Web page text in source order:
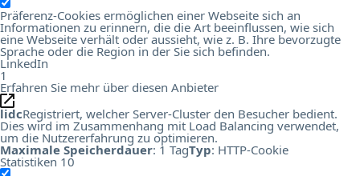
Präferenz-Cookies ermöglichen einer Webseite sich an
Informationen zu erinnern, die die Art beeinflussen, wie sich
eine Webseite verhält oder aussieht, wie z. B. Ihre bevorzugte
Sprache oder die Region in der Sie sich befinden.
LinkedIn
1
Erfahren Sie mehr über diesen Anbieter
lidcRegistriert, welcher Server-Cluster den Besucher bedient.
Dies wird im Zusammenhang mit Load Balancing verwendet,
um die Nutzererfahrung zu optimieren.
Maximale Speicherdauer: 1 TagTyp: HTTP-Cookie
Statistiken 10